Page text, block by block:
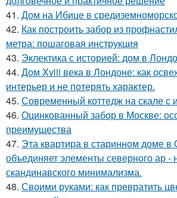
41. Дом на Ибице в
42. Как построить забор из
метра: пошаговая инструкция
43. Эклектика с историей: дом в
44. Дом Xviii века в Лондоне: как
интерьер и не потерять характер.
45. Современный коттедж на скале с
46. Оцинкованный забор в Москве:
преимущества
47. Эта квартира в старинном доме в
объединяет элементы северного ар -
скандинавского минимализма.
48. Своими руками: как превратить